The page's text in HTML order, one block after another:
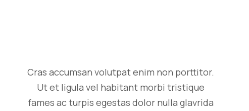
Cras accumsan volutpat enim non porttitor.
Ut et ligula vel habitant morbi tristique
fames ac turpis egestas dolor nulla glavrida